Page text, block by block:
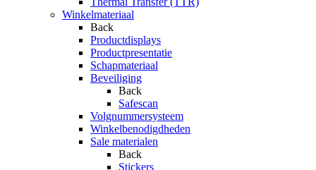
Winkelmateriaal
Back
Productdisplays
Productpresentatie
Schapmateriaal
Beveiliging
Back
Safescan
Volgnummersysteem
Winkelbenodigdheden
Sale materialen
Back
Stickers